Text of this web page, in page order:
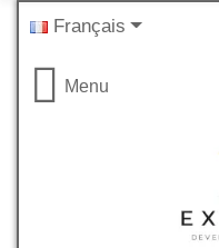
Français
Menu